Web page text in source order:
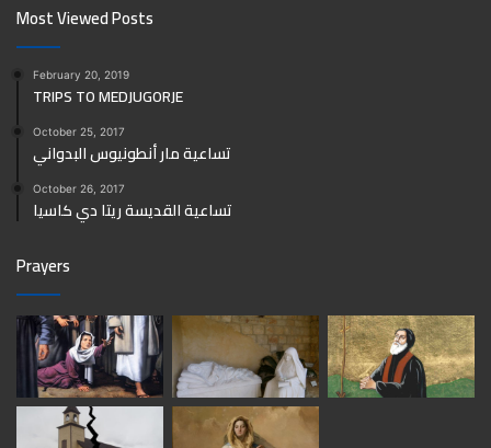
Most Viewed Posts
February 20, 2019
TRIPS TO MEDJUGORJE
October 25, 2017
تساعية مار أنطونيوس البدواني
October 26, 2017
تساعية القديسة ريتا دي كاسيا
Prayers